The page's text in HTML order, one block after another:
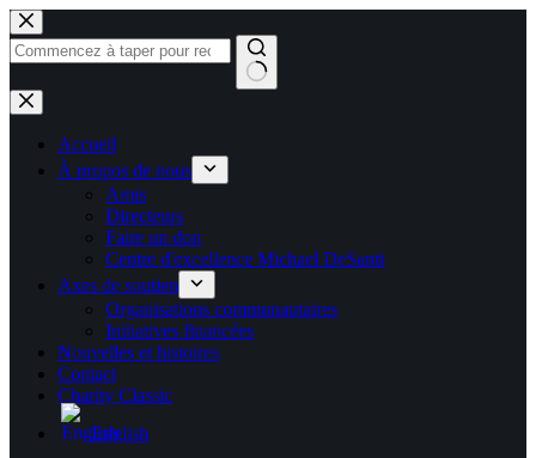
Skip
to
content
Pas
de
résultatsAccueil
À propos de nous
Amis
Directeurs
Faire un don
Centre d'excellence Michael DeSanti
Axes de soutien
Organisations communautaires
Initiatives financées
Nouvelles et histoires
Contact
Charity Classic
English